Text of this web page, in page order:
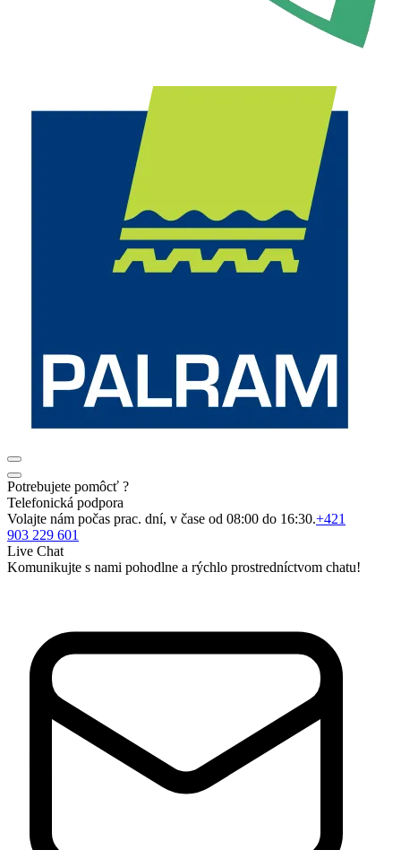
Potrebujete pomôcť ?
Telefonická podpora
Volajte nám počas prac. dní, v čase od 08:00 do 16:30.+421
903 229 601
Live Chat
Komunikujte s nami pohodlne a rýchlo prostredníctvom chatu!